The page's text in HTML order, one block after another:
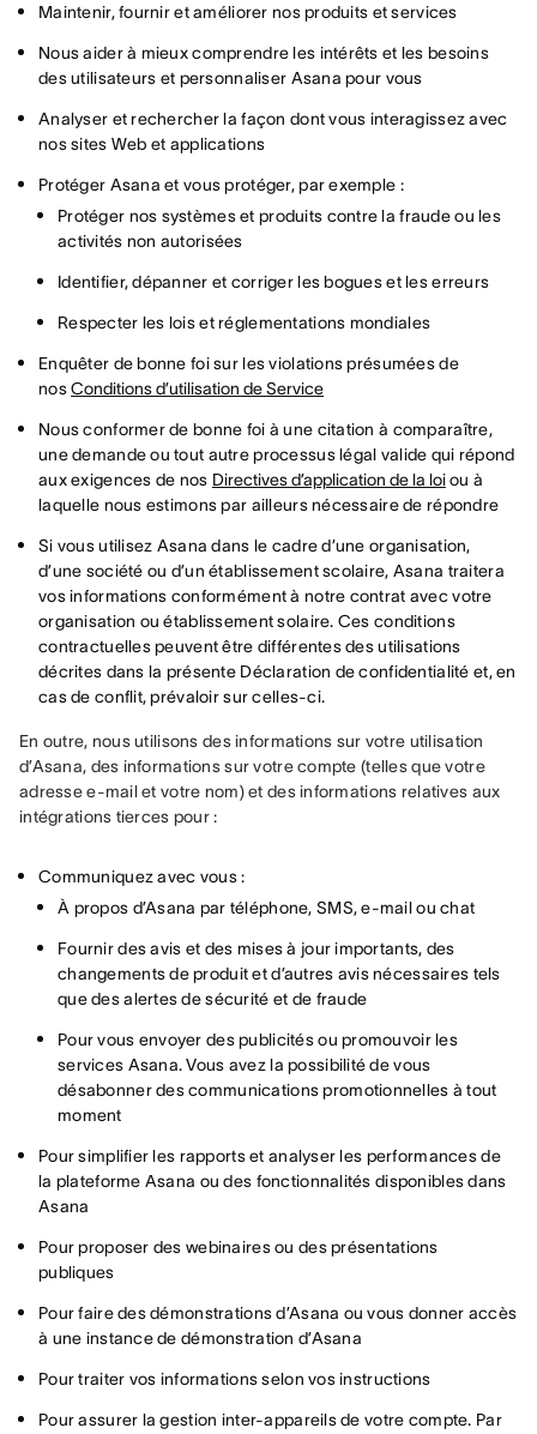
Maintenir, fournir et améliorer nos produits et services
Nous aider à mieux comprendre les intérêts et les besoins
des utilisateurs et personnaliser Asana pour vous
Analyser et rechercher la façon dont vous interagissez avec
nos sites Web et applications
Protéger Asana et vous protéger, par exemple :
Protéger nos systèmes et produits contre la fraude ou les
activités non autorisées
Identifier, dépanner et corriger les bogues et les erreurs
Respecter les lois et réglementations mondiales
Enquêter de bonne foi sur les violations présumées de
nosConditions d’utilisation de Service
Nous conformer de bonne foi à une citation à comparaître,
une demande ou tout autre processus légal valide qui répond
aux exigences de nos Directives d’application de la loiou à
laquelle nous estimons par ailleurs nécessaire de répondre
Si vous utilisez Asana dans le cadre d’une organisation,
d’une société ou d’un établissement scolaire, Asana traitera
vos informations conformément à notre contrat avec votre
organisation ou établissement solaire. Ces conditions
contractuelles peuvent être différentes des utilisations
décrites dans la présente Déclaration de confidentialité et, en
cas de conflit, prévaloir sur celles-ci.
En outre, nous utilisons des informations sur votre utilisation
d’Asana, des informations sur votre compte (telles que votre
adresse e-mail et votre nom) et des informations relatives aux
intégrations tierces pour :
Communiquez avec vous :
À propos d’Asana par téléphone, SMS, e-mail ou chat
Fournir des avis et des mises à jour importants, des
changements de produit et d’autres avis nécessaires tels
que des alertes de sécurité et de fraude
Pour vous envoyer des publicités ou promouvoir les
services Asana. Vous avez la possibilité de vous
désabonner des communications promotionnelles à tout
moment
Pour simplifier les rapports et analyser les performances de
la plateforme Asana ou des fonctionnalités disponibles dans
Asana
Pour proposer des webinaires ou des présentations
publiques
Pour faire des démonstrations d’Asana ou vous donner accès
à une instance de démonstration d’Asana
Pour traiter vos informations selon vos instructions
Pour assurer la gestion inter-appareils de votre compte. Par